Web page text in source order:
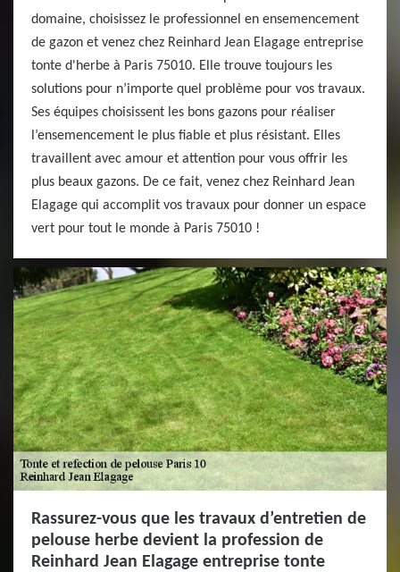
domaine, choisissez le professionnel en ensemencement
de gazon et venez chez Reinhard Jean Elagage entreprise
tonte d'herbe à Paris 75010. Elle trouve toujours les
solutions pour n’importe quel problème pour vos travaux.
Ses équipes choisissent les bons gazons pour réaliser
l’ensemencement le plus fiable et plus résistant. Elles
travaillent avec amour et attention pour vous offrir les
plus beaux gazons. De ce fait, venez chez Reinhard Jean
Elagage qui accomplit vos travaux pour donner un espace
vert pour tout le monde à Paris 75010 !
Rassurez-vous que les travaux d’entretien de
pelouse herbe devient la profession de
Reinhard Jean Elagage entreprise tonte